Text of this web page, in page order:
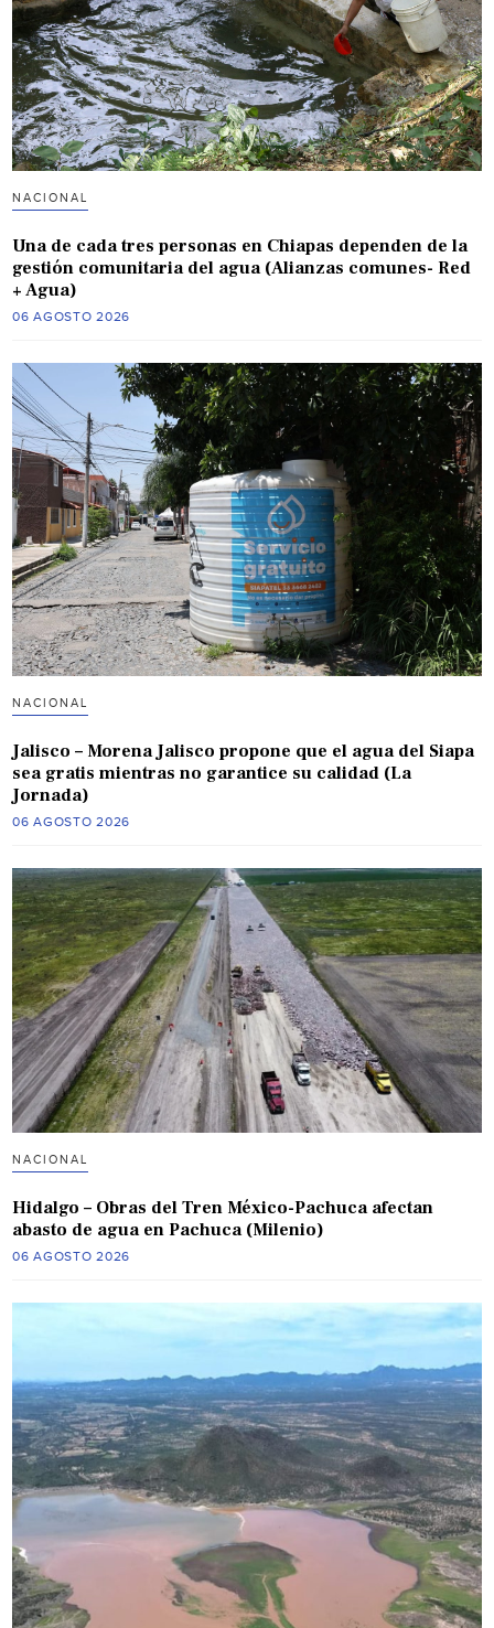
NACIONAL
Una de cada tres personas en Chiapas dependen de la
gestión comunitaria del agua (Alianzas comunes- Red
+ Agua)
06 AGOSTO 2026
NACIONAL
Jalisco – Morena Jalisco propone que el agua del Siapa
sea gratis mientras no garantice su calidad (La
Jornada)
06 AGOSTO 2026
NACIONAL
Hidalgo – Obras del Tren México-Pachuca afectan
abasto de agua en Pachuca (Milenio)
06 AGOSTO 2026